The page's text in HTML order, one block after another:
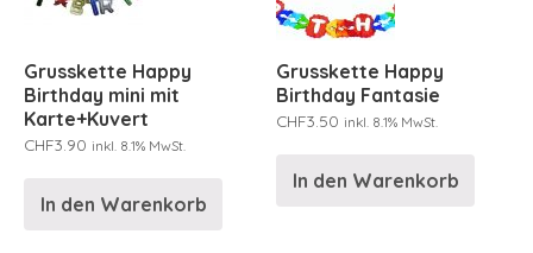
Grusskette Happy
Birthday mini mit
Karte+Kuvert
CHF3.90 inkl. 8.1% MwSt.
In den Warenkorb
Grusskette Happy
Birthday Fantasie
CHF3.50 inkl. 8.1% MwSt.
In den Warenkorb